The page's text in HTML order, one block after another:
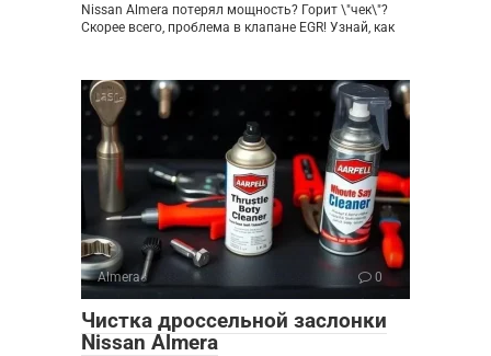
Nissan Almera потерял мощность? Горит \"чек\"?
Скорее всего, проблема в клапане EGR! Узнай, как
Almera 0
Чистка дроссельной заслонки
Nissan Almera